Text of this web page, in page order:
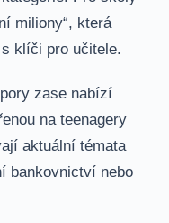
miliony“, která
klíči pro učitele.
zase nabízí
na teenagery
aktuální témata
bankovnictví nebo